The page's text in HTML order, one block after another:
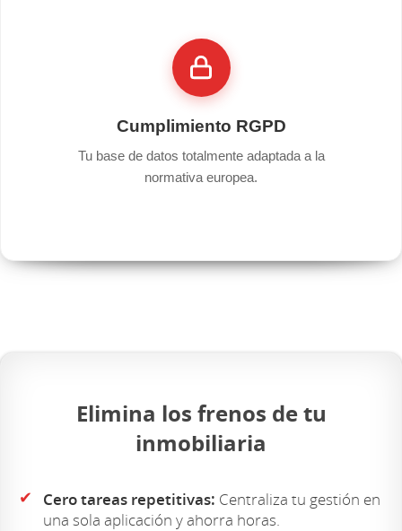
Cumplimiento RGPD
Tu base de datos totalmente adaptada a la
normativa europea.
Elimina los frenos de tu
inmobiliaria
✔ Cero tareas repetitivas: Centraliza tu gestión en
una sola aplicación y ahorra horas.